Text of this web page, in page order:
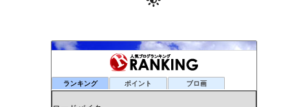
ランキング ポイント ブロ画